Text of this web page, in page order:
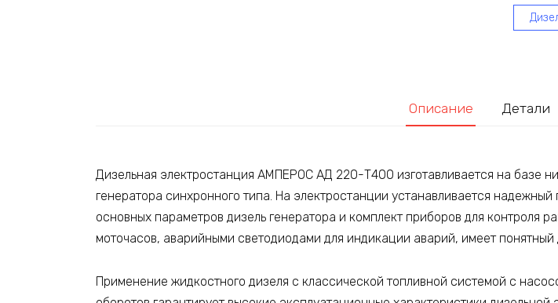
Описание Детали
Дизельная электростанция АМПЕРОС АД 220-Т400 изготавливается на базе
генератора синхронного типа. На электростанции устанавливается
основных параметров дизель генератора и комплект приборов для контроля
моточасов, аварийными светодиодами для индикации аварий, имеет понятный
Применение жидкостного дизеля с классической топливной системой c